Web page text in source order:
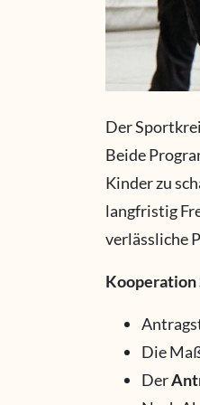
Der
Beide
Kinder zu
langfristig
verlässliche
Kooperation
Die
Der